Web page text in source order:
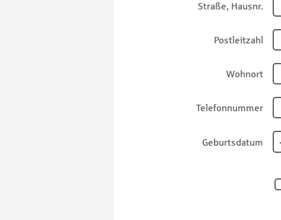
Straße, Hausnr.
Postleitzahl
Wohnort
Telefonnummer
Geburtsdatum